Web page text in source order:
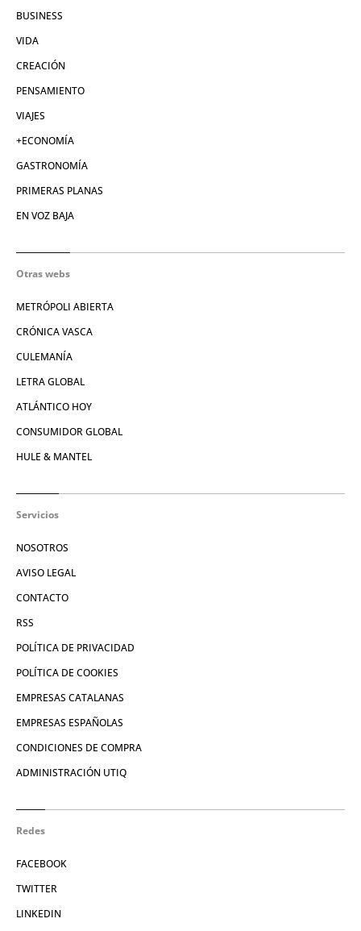
BUSINESS
VIDA
CREACIÓN
PENSAMIENTO
VIAJES
+ECONOMÍA
GASTRONOMÍA
PRIMERAS PLANAS
EN VOZ BAJA
Otras webs
METRÓPOLI ABIERTA
CRÓNICA VASCA
CULEMANÍA
LETRA GLOBAL
ATLÁNTICO HOY
CONSUMIDOR GLOBAL
HULE & MANTEL
Servicios
NOSOTROS
AVISO LEGAL
CONTACTO
RSS
POLÍTICA DE PRIVACIDAD
POLÍTICA DE COOKIES
EMPRESAS CATALANAS
EMPRESAS ESPAÑOLAS
CONDICIONES DE COMPRA
ADMINISTRACIÓN UTIQ
Redes
FACEBOOK
TWITTER
LINKEDIN